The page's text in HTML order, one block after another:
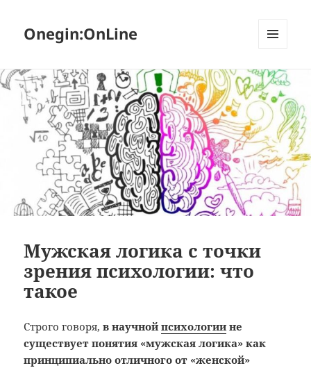
Onegin:OnLine
ВИДЖЕТЫ
Мужская логика с точки
зрения психологии: что
такое
Строго говоря,в научнойпсихологии не
существует понятия «мужская логика» как
принципиально отличного от «женской»